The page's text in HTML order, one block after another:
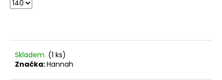
Skladem (1 ks)
Značka:Hannah
D